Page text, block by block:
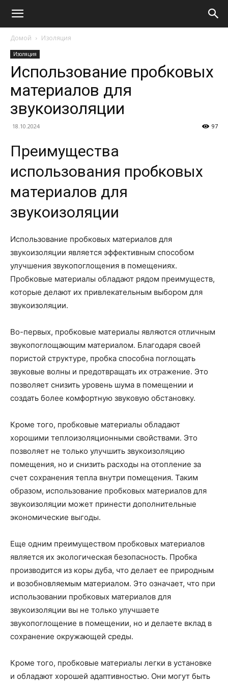
Домой Изоляция
Изоляция
Использование пробковых
материалов для
звукоизоляции
18.10.2024 97
Преимущества
использования пробковых
материалов для
звукоизоляции
Использование пробковых материалов для
звукоизоляции является эффективным способом
улучшения звукопоглощения в помещениях.
Пробковые материалы обладают рядом преимуществ,
которые делают их привлекательным выбором для
звукоизоляции.
Во-первых, пробковые материалы являются отличным
звукопоглощающим материалом. Благодаря своей
пористой структуре, пробка способна поглощать
звуковые волны и предотвращать их отражение. Это
позволяет снизить уровень шума в помещении и
создать более комфортную звуковую обстановку.
Кроме того, пробковые материалы обладают
хорошими теплоизоляционными свойствами. Это
позволяет не только улучшить звукоизоляцию
помещения, но и снизить расходы на отопление за
счет сохранения тепла внутри помещения. Таким
образом, использование пробковых материалов для
звукоизоляции может принести дополнительные
экономические выгоды.
Еще одним преимуществом пробковых материалов
является их экологическая безопасность. Пробка
производится из коры дуба, что делает ее природным
и возобновляемым материалом. Это означает, что при
использовании пробковых материалов для
звукоизоляции вы не только улучшаете
звукопоглощение в помещении, но и делаете вклад в
сохранение окружающей среды.
Кроме того, пробковые материалы легки в установке
и обладают хорошей адаптивностью. Они могут быть